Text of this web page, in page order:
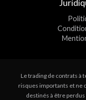
Le trading de contrats à
risques importants et ne
destinés à être